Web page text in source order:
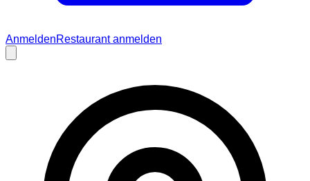
AnmeldenRestaurant anmelden